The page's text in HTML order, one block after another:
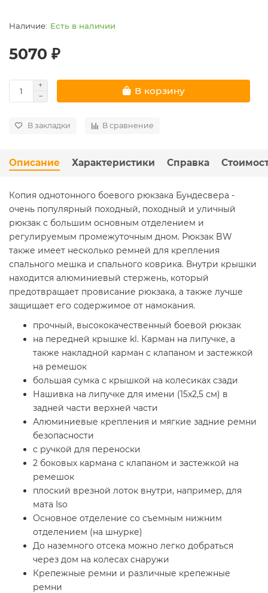
Есть в наличии
5070 ₽
В корзину
В закладки В сравнение
Описание Характеристики Справка
Копия однотонного боевого рюкзака Бундесвера -
очень популярный походный, походный и уличный
рюкзак с большим основным отделением и
регулируемым промежуточным дном. Рюкзак BW
также имеет несколько ремней для крепления
спального мешка и спального коврика. Внутри крышки
находится алюминиевый стержень, который
предотвращает провисание рюкзака, а также лучше
защищает его содержимое от намокания.
прочный, высококачественный боевой рюкзак
на передней крышке kl. Карман на липучке, а
также накладной карман с клапаном и застежкой
на ремешок
большая сумка с крышкой на колесиках сзади
Нашивка на липучке для имени (15x2,5 см) в
задней части верхней части
Алюминиевые крепления и мягкие задние ремни
безопасности
с ручкой для переноски
2 боковых кармана с клапаном и застежкой на
ремешок
плоский врезной лоток внутри, например, для
мата Iso
Основное отделение со съемным нижним
отделением (на шнурке)
До наземного отсека можно легко добраться
через дом на колесах снаружи
Крепежные ремни и различные крепежные
ремни